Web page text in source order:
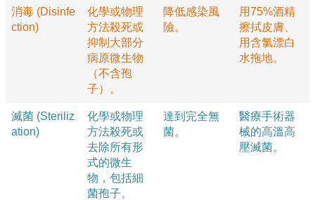
消毒 (Disinfe
ction)
化學或物理
方法殺死或
抑制大部分
病原微生物
（不含孢
子）。
降低感染風
險。
用75%酒精
擦拭皮膚、
用含氯漂白
水拖地。
滅菌 (Steriliz
ation)
化學或物理
方法殺死或
去除所有形
式的微生
物，包括細
菌孢子。
達到完全無
菌。
醫療手術器
械的高溫高
壓滅菌。